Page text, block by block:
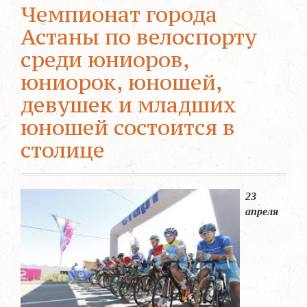
Чемпионат города
Астаны по велоспорту
среди юниоров,
юниорок, юношей,
девушек и младших
юношей состоится в
столице
23
апреля